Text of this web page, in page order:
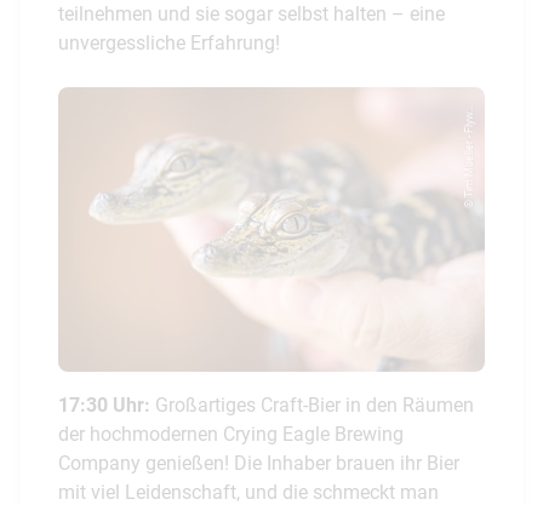
teilnehmen und sie sogar selbst halten – eine
unvergessliche Erfahrung!
© Tim Mueller - Flyw...
17:30 Uhr: Großartiges Craft-Bier in den Räumen
der hochmodernen Crying Eagle Brewing
Company genießen! Die Inhaber brauen ihr Bier
mit viel Leidenschaft, und die schmeckt man